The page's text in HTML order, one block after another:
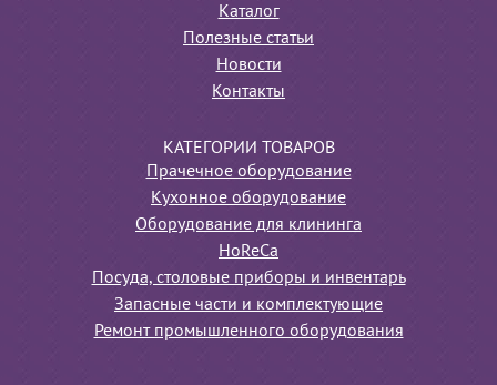
Каталог
Полезные статьи
Новости
Контакты
КАТЕГОРИИ ТОВАРОВ
Прачечное оборудование
Кухонное оборудование
Оборудование для клининга
HoReCa
Посуда, столовые приборы и инвентарь
Запасные части и комплектующие
Ремонт промышленного оборудования